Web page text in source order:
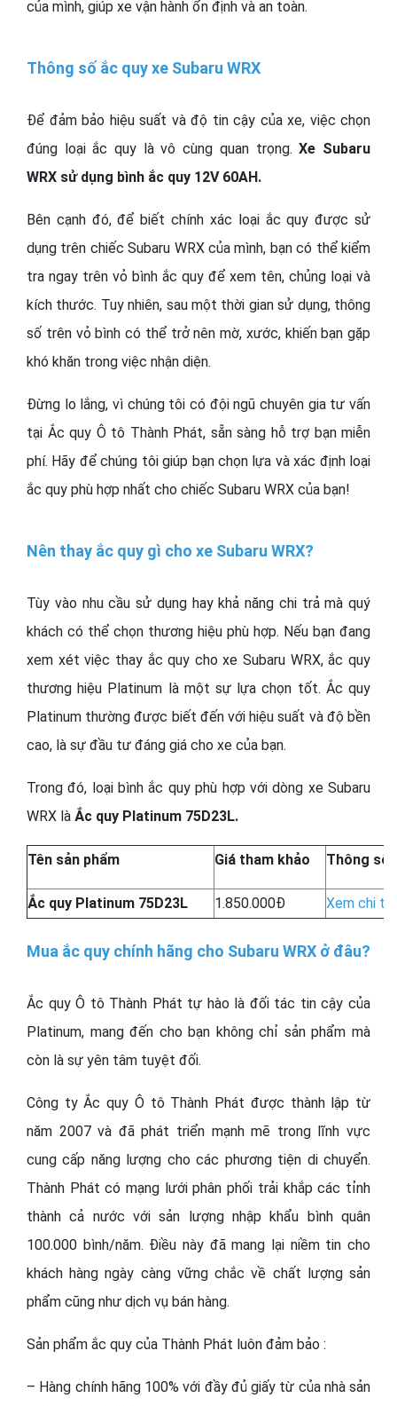
của mình, giúp xe vận hành ổn định và an toàn.
Thông số ắc quy xe Subaru WRX
Để đảm bảo hiệu suất và độ tin cậy của xe, việc chọn
đúng loại ắc quy là vô cùng quan trọng.Xe Subaru
WRX sử dụng bình ắc quy 12V 60AH.
Bên cạnh đó, để biết chính xác loại ắc quy được sử
dụng trên chiếc Subaru WRX của mình, bạn có thể kiểm
tra ngay trên vỏ bình ắc quy để xem tên, chủng loại và
kích thước. Tuy nhiên, sau một thời gian sử dụng, thông
số trên vỏ bình có thể trở nên mờ, xước, khiến bạn gặp
khó khăn trong việc nhận diện.
Đừng lo lắng, vì chúng tôi có đội ngũ chuyên gia tư vấn
tại Ắc quy Ô tô Thành Phát, sẵn sàng hỗ trợ bạn miễn
phí. Hãy để chúng tôi giúp bạn chọn lựa và xác định loại
ắc quy phù hợp nhất cho chiếc Subaru WRX của bạn!
Nên thay ắc quy gì cho xe Subaru WRX?
Tùy vào nhu cầu sử dụng hay khả năng chi trả mà quý
khách có thể chọn thương hiệu phù hợp. Nếu bạn đang
xem xét việc thay ắc quy cho xe Subaru WRX, ắc quy
thương hiệu Platinum là một sự lựa chọn tốt. Ắc quy
Platinum thường được biết đến với hiệu suất và độ bền
cao, là sự đầu tư đáng giá cho xe của bạn.
Trong đó, loại bình ắc quy phù hợp với dòng xe Subaru
WRX là Ắc quy Platinum 75D23L.
Tên sản phẩm Giá tham khảo Thông số
Ắc quy Platinum 75D23L 1.850.000Đ Xem chi
Mua ắc quy chính hãng cho Subaru WRX ở đâu?
Ắc quy Ô tô Thành Phát tự hào là đối tác tin cậy của
Platinum, mang đến cho bạn không chỉ sản phẩm mà
còn là sự yên tâm tuyệt đối.
Công ty Ắc quy Ô tô Thành Phát được thành lập từ
năm 2007 và đã phát triển mạnh mẽ trong lĩnh vực
cung cấp năng lượng cho các phương tiện di chuyển.
Thành Phát có mạng lưới phân phối trải khắp các tỉnh
thành cả nước với sản lượng nhập khẩu bình quân
100.000 bình/năm. Điều này đã mang lại niềm tin cho
khách hàng ngày càng vững chắc về chất lượng sản
phẩm cũng như dịch vụ bán hàng.
Sản phẩm ắc quy của Thành Phát luôn đảm bảo :
– Hàng chính hãng 100% với đầy đủ giấy từ của nhà sản